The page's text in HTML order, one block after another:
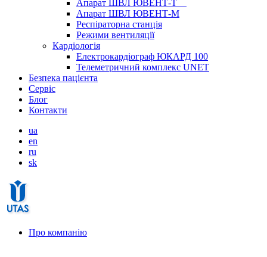
Апарат ШВЛ ЮВЕНТ‑Т
Апарат ШВЛ ЮВЕНТ-М
Респіраторна станція
Режими вентиляції
Кардіологія
Електрокардіограф ЮКАРД 100
Телеметричний комплекс UNET
Безпека пацієнта
Сервіс
Блог
Контакти
ua
en
ru
sk
Про компанію